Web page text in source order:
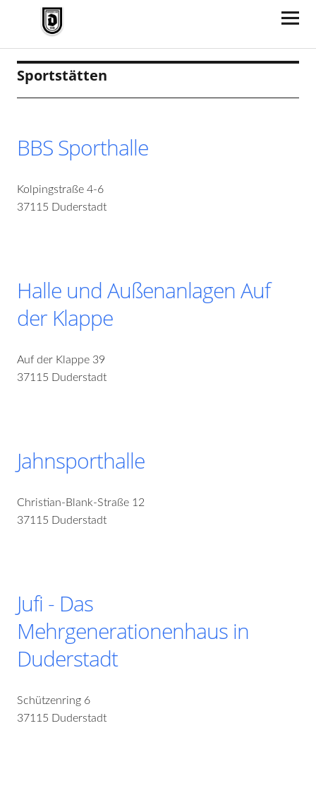
TV Jahn Duderstadt
Sportstätten
BBS Sporthalle
Kolpingstraße 4-6
37115 Duderstadt
Halle und Außenanlagen Auf
der Klappe
Auf der Klappe 39
37115 Duderstadt
Jahnsporthalle
Christian-Blank-Straße 12
37115 Duderstadt
Jufi - Das
Mehrgenerationenhaus in
Duderstadt
Schützenring 6
37115 Duderstadt